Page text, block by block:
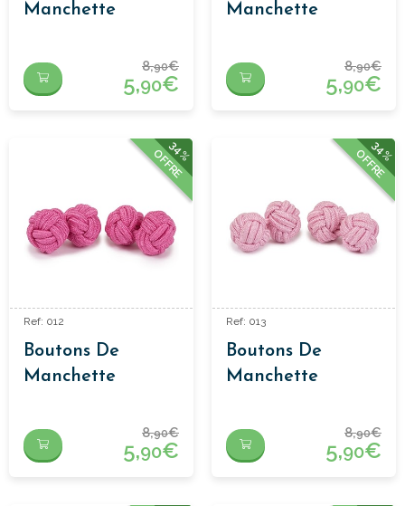
Manchette
Rose Foncé
8,90€
5,90€
Manchette
Fuchsia
8,90€
5,90€
34%
OFFRE
Ref: 012
Boutons De
Manchette
Rose
8,90€
5,90€
34%
OFFRE
Ref: 013
Boutons De
Manchette
Rose Clair
8,90€
5,90€